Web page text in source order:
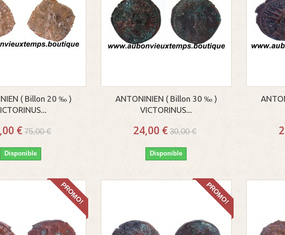
( Billon 20 ‰ )
€ 75,00 €
Disponible
ANTONINIEN ( Billon 30 ‰ )
VICTORINUS...
24,00 € 30,00 €
Disponible
PROMO! PROMO!